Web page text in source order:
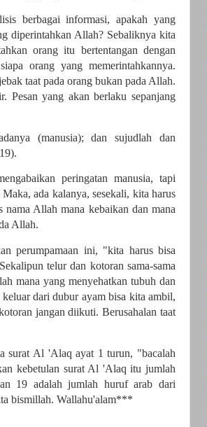
berbagai informasi, apakah yang
diperintahkan Allah? Sebaliknya kita
orang itu bertentangan dengan
orang yang memerintahkannya.
taat pada orang bukan pada Allah.
yang akan berlaku sepanjang
(manusia); dan sujudlah dan
peringatan manusia, tapi
ada kalanya, sesekali, kita harus
nama Allah mana kebaikan dan mana
Allah.
perumpamaan ini, "kita harus bisa
telur dan kotoran sama-sama
mana yang menyehatkan tubuh dan
dari dubur ayam bisa kita ambil,
jangan diikuti. Berusahalan taat
surat Al 'Alaq ayat 1 turun, "bacalah
kebetulan surat Al 'Alaq itu jumlah
19 adalah jumlah huruf arab dari
bismillah. Wallahu'alam***